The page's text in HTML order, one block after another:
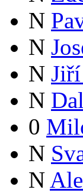
N
N
N
N
0
N
N